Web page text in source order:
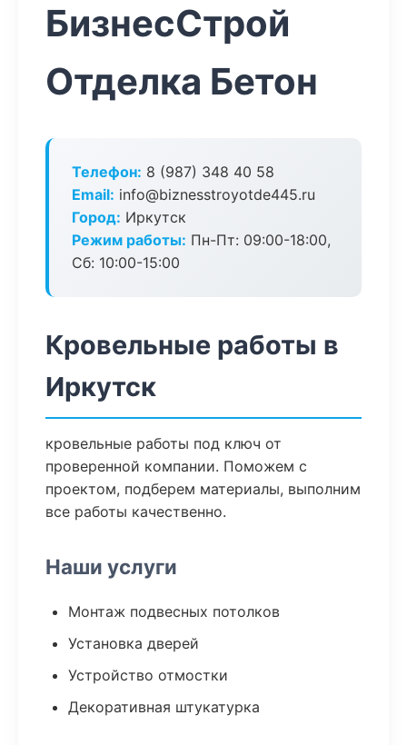
БизнесСтрой
Отделка Бетон
Телефон: 8 (987) 348 40 58
Email: info@biznesstroyotde445.ru
Город: Иркутск
Режим работы: Пн-Пт: 09:00-18:00,
Сб: 10:00-15:00
Кровельные работы в
Иркутск
кровельные работы под ключ от
проверенной компании. Поможем с
проектом, подберем материалы, выполним
все работы качественно.
Наши услуги
Монтаж подвесных потолков
Установка дверей
Устройство отмостки
Декоративная штукатурка